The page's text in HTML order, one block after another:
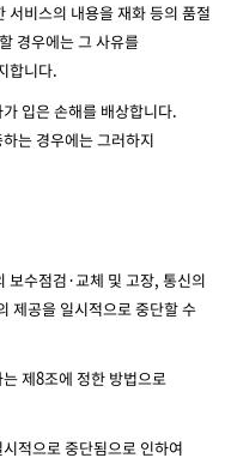
서비스의 내용을 재화 등의 품절
경우에는 그 사유를
합니다.
입은 손해를 배상합니다.
는 경우에는 그러하지
보수점검·교체 및 고장, 통신의
제공을 일시적으로 중단할 수
제8조에 정한 방법으로
적으로 중단됨으로 인하여